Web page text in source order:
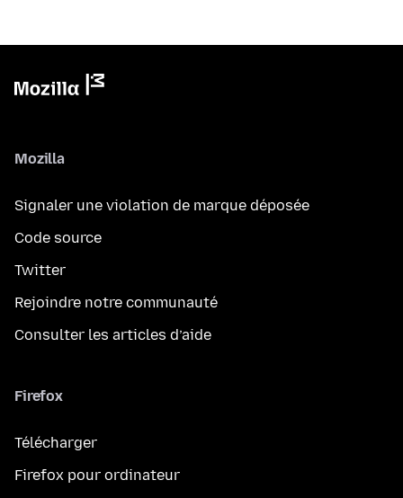
Mozilla
Signaler une violation de marque déposée
Code source
Twitter
Rejoindre notre communauté
Consulter les articles d’aide
Firefox
Télécharger
Firefox pour ordinateur